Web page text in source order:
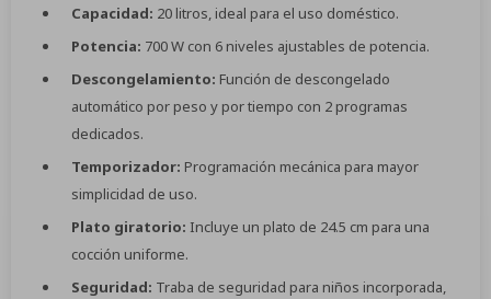
Capacidad: 20 litros, ideal para el uso doméstico.
Potencia: 700 W con 6 niveles ajustables de potencia.
Descongelamiento: Función de descongelado
automático por peso y por tiempo con 2 programas
dedicados.
Temporizador: Programación mecánica para mayor
simplicidad de uso.
Plato giratorio: Incluye un plato de 24.5 cm para una
cocción uniforme.
Seguridad: Traba de seguridad para niños incorporada,